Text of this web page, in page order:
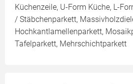
Küchenzeile, U-Form Küche, L-
/ Stäbchenparkett,
Hochkantlamellenparkett,
Tafelparkett, Mehrschichtparkett